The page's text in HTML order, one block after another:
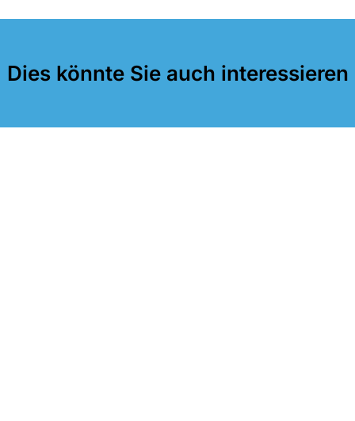
Dies könnte Sie auch interessieren